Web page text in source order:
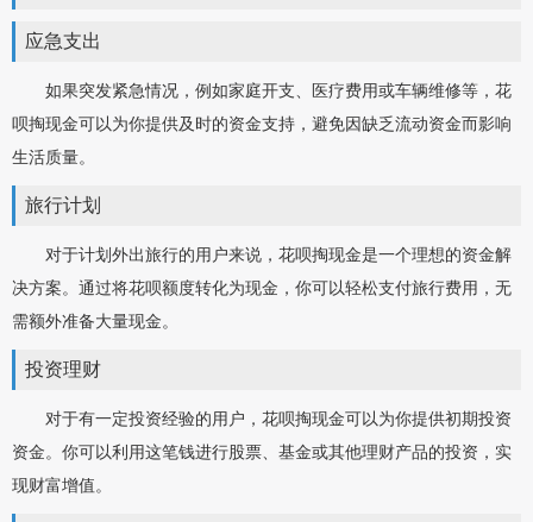
应急支出
如果突发紧急情况，例如家庭开支、医疗费用或车辆维修等，花
呗掏现金可以为你提供及时的资金支持，避免因缺乏流动资金而影响
生活质量。
旅行计划
对于计划外出旅行的用户来说，花呗掏现金是一个理想的资金解
决方案。通过将花呗额度转化为现金，你可以轻松支付旅行费用，无
需额外准备大量现金。
投资理财
对于有一定投资经验的用户，花呗掏现金可以为你提供初期投资
资金。你可以利用这笔钱进行股票、基金或其他理财产品的投资，实
现财富增值。